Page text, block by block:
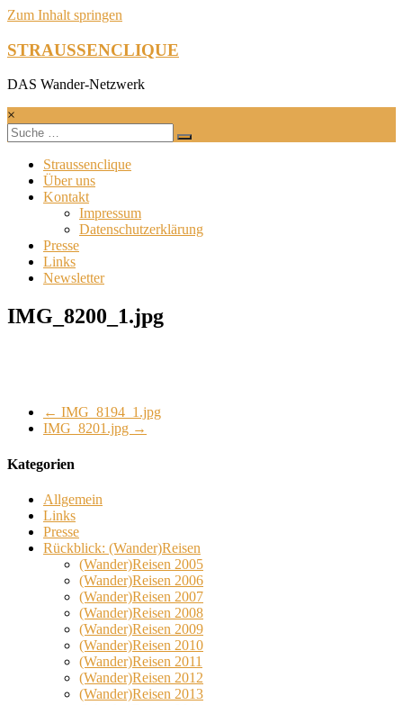
Zum Inhalt springen
STRAUSSENCLIQUE
DAS Wander-Netzwerk
×
Straussenclique
Über uns
Kontakt
Impressum
Datenschutzerklärung
Presse
Links
Newsletter
IMG_8200_1.jpg
← IMG_8194_1.jpg
IMG_8201.jpg →
Kategorien
Allgemein
Links
Presse
Rückblick: (Wander)Reisen
(Wander)Reisen 2005
(Wander)Reisen 2006
(Wander)Reisen 2007
(Wander)Reisen 2008
(Wander)Reisen 2009
(Wander)Reisen 2010
(Wander)Reisen 2011
(Wander)Reisen 2012
(Wander)Reisen 2013